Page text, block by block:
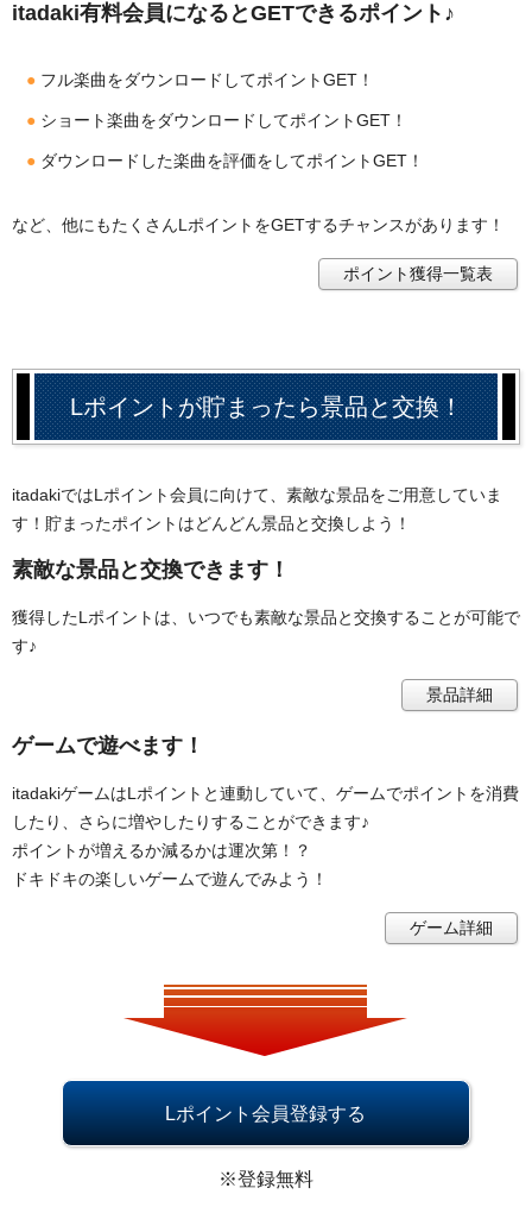
itadaki有料会員になるとGETできるポイント♪
フル楽曲をダウンロードしてポイントGET！
ショート楽曲をダウンロードしてポイントGET！
ダウンロードした楽曲を評価をしてポイントGET！
など、他にもたくさんLポイントをGETするチャンスがあります！
ポイント獲得一覧表
Lポイントが貯まったら景品と交換！
itadakiではLポイント会員に向けて、素敵な景品をご用意していま
す！貯まったポイントはどんどん景品と交換しよう！
素敵な景品と交換できます！
獲得したLポイントは、いつでも素敵な景品と交換することが可能で
す♪
景品詳細
ゲームで遊べます！
itadakiゲームはLポイントと連動していて、ゲームでポイントを消費
したり、さらに増やしたりすることができます♪
ポイントが増えるか減るかは運次第！？
ドキドキの楽しいゲームで遊んでみよう！
ゲーム詳細
Lポイント会員登録する
※登録無料